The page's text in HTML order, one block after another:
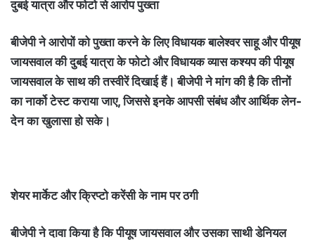
दुबई यात्रा और फोटो से आरोप पुख्ता
बीजेपी ने आरोपों को पुख्ता करने के लिए विधायक बालेश्वर साहू और पीयूष
जायसवाल की दुबई यात्रा के फोटो और विधायक व्यास कश्यप की पीयूष
जायसवाल के साथ की तस्वीरें दिखाई हैं। बीजेपी ने मांग की है कि तीनों
का नार्को टेस्ट कराया जाए, जिससे इनके आपसी संबंध और आर्थिक लेन-
देन का खुलासा हो सके।
शेयर मार्केट और क्रिप्टो करेंसी के नाम पर ठगी
बीजेपी ने दावा किया है कि पीयूष जायसवाल और उसका साथी डेनियल